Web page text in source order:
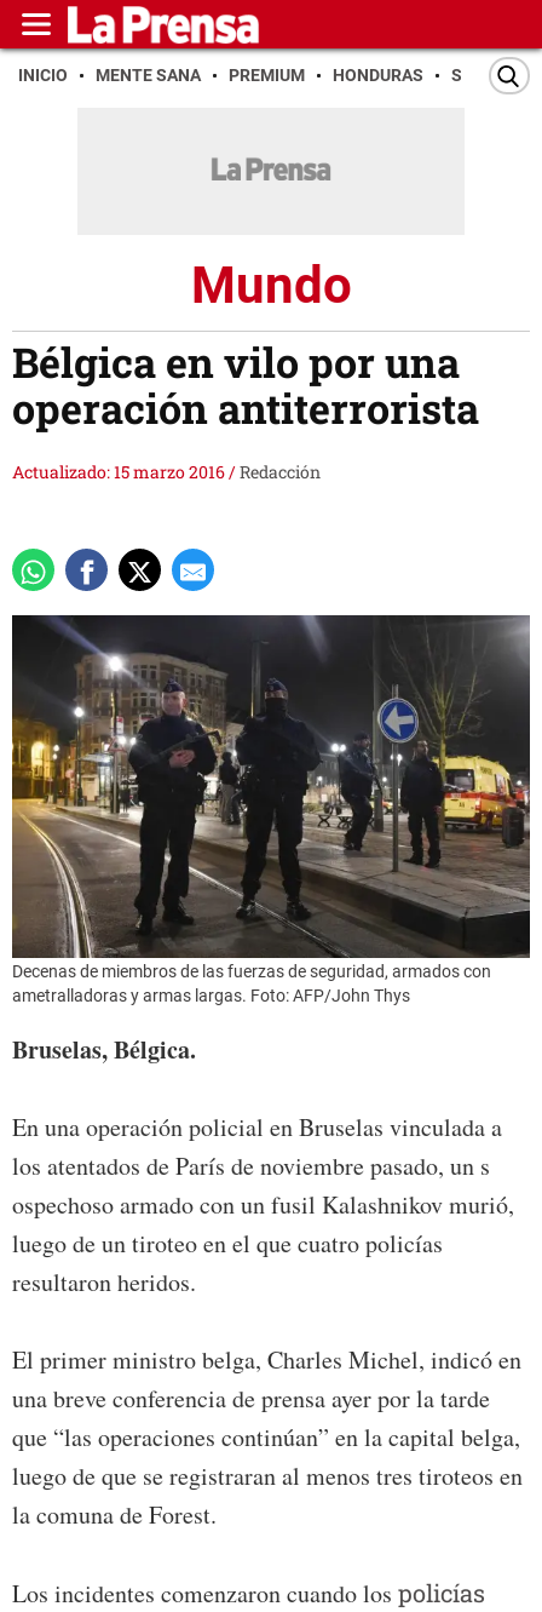
INICIO MENTE SANA PREMIUM HONDURAS SAN PEDRO
Mundo
Bélgica en vilo por una
operación antiterrorista
Actualizado: 15 marzo 2016/Redacción
Decenas de miembros de las fuerzas de seguridad, armados con
ametralladoras y armas largas. Foto: AFP/John Thys
Bruselas, Bélgica.
En una operación policial en Bruselas vinculada a
los atentados de París de noviembre pasado, un s
ospechoso armado con un fusil Kalashnikov murió,
luego de un tiroteo en el que cuatro policías
resultaron heridos.
El primer ministro belga, Charles Michel, indicó en
una breve conferencia de prensa ayer por la tarde
que “las operaciones continúan” en la capital belga,
luego de que se registraran al menos tres tiroteos en
la comuna de Forest.
Los incidentes comenzaron cuando los policías